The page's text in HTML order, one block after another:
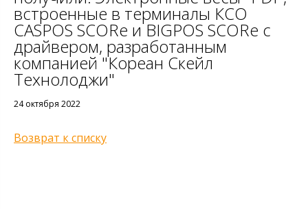
встроенные в терминалы КСО
CASPOS SCORe и BIGPOS SCORe с
драйвером, разработанным
компанией "Кореан Скейл
Технолоджи"
24 октября 2022
Возврат к списку